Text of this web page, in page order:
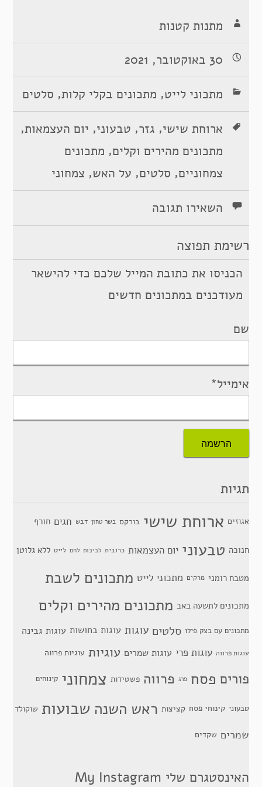
מתנות קטנות
30 באוקטובר, 2021
מתכוני לייט, מתכונים בקלי קלות, סלטים
ארוחת שישי, גזר, טבעוני, יום העצמאות,
מתכונים מהירים וקלים, מתכונים
צמחוניים, סלטים, על האש, צמחוני
השאירו תגובה
רשימת תפוצה
הכניסו את כתובת המייל שלכם כדי להישאר
מעודכנים במתכונים חדשים
שם
אימייל*
תגיות
אגוזים ארוחת שישי בורקס בשר טחון דבש חגים חורף
חנוכה טבעוני יום העצמאות כרובית לביבות לחם לייט ללא גלוטן
מטבח רומני מרקים מתכוני לייט מתכונים לשבת
מתכונים לתשעה באב מתכונים מהירים וקלים
מתכונים עם בצק פילו סלטים עוגות עוגות בחושות עוגות גבינה
עוגות פרווה עוגות פרי עוגות שמרים עוגיות עוגיות פרווה
פורים פסח פרג פרווה פשטידות צמחוני קינוחים
טבעוני קינוחי פסח קציצות ראש השנה שבועות שוקולד
שמרים שקדים
האינסטגרם שלי My Instagram